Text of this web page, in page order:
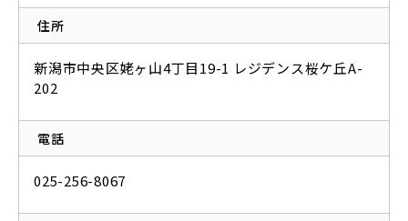
住所
新潟市中央区姥ヶ山4丁目19-1 レジデンス桜ケ丘A-
202
電話
025-256-8067